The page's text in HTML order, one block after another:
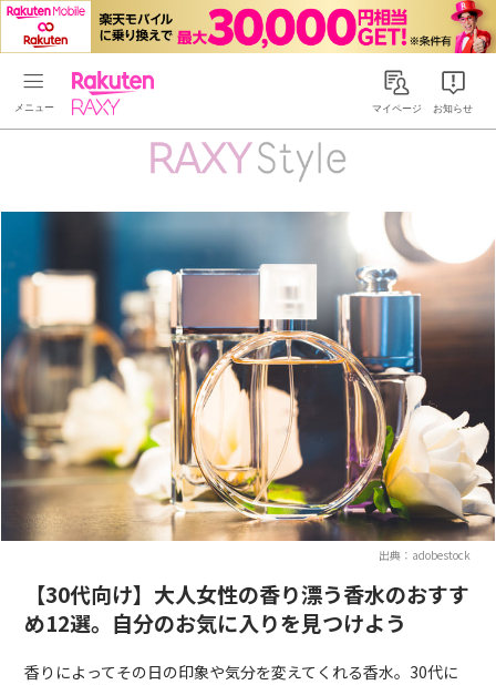
Rakuten RAXYマイページ お知らせ
出典：adobestock
【30代向け】大人女性の香り漂う香水のおすす
め12選。自分のお気に入りを見つけよう
香りによってその日の印象や気分を変えてくれる香水。30代に